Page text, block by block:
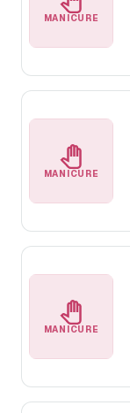
MANICURE
MANICURE
MANICURE